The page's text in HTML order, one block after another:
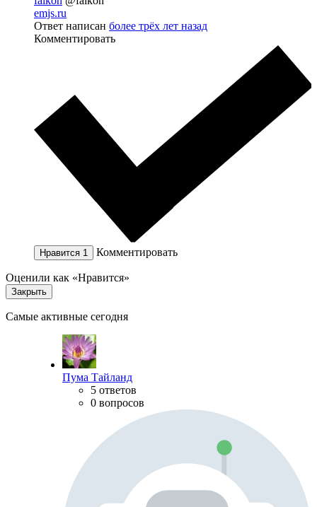
emjs.ru
Ответ написан более трёх лет назад
Комментировать
Нравится 1 Комментировать
Оценили как «Нравится»
Закрыть
Самые активные сегодня
Пума Тайланд
5 ответов
0 вопросов